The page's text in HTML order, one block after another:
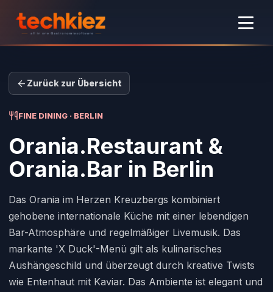
Zurück zur Übersicht
FINE DINING · BERLIN
Orania.Restaurant &
Orania.Bar in Berlin
Das Orania im Herzen Kreuzbergs kombiniert
gehobene internationale Küche mit einer lebendigen
Bar-Atmosphäre und regelmäßiger Livemusik. Das
markante 'X Duck'-Menü gilt als kulinarisches
Aushängeschild und überzeugt durch kreative Twists
wie Entenhaut mit Kaviar. Das Ambiente ist elegant und